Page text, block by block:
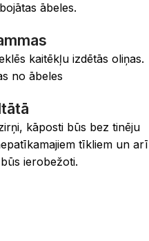
kaitēkļu izdētās oliņas.
kāposti būs bez tinēju
tīkliem un arī
ierobežoti.